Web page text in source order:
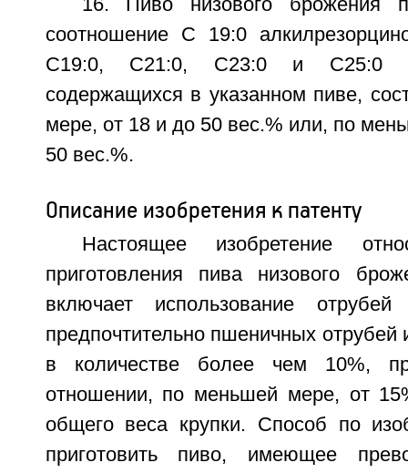
16. Пиво низового брожения
соотношение С 19:0
С19:0, С21:0, С23:0 и С25:0
содержащихся в указанном пиве,
мере, от 18 и до 50 вес.% или, по
50 вес.%.
Описание изобретения к патенту
Настоящее изобретение
приготовления пива низового
включает использование отрубей
предпочтительно пшеничных
в количестве более чем 10%,
отношении, по меньшей мере, от
общего веса крупки. Способ по
приготовить пиво, имеющее